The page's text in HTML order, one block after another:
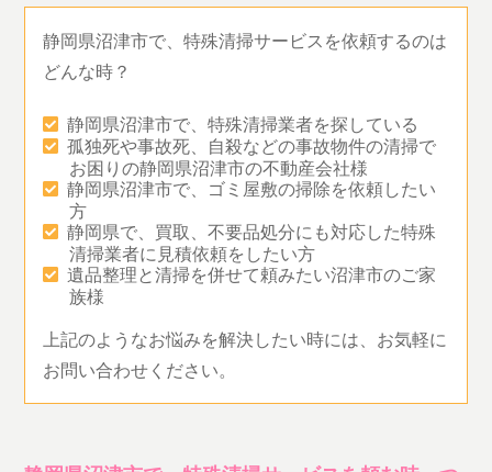
静岡県沼津市で、特殊清掃サービスを依頼するのは
どんな時？
静岡県沼津市で、特殊清掃業者を探している
孤独死や事故死、自殺などの事故物件の清掃で
お困りの静岡県沼津市の不動産会社様
静岡県沼津市で、ゴミ屋敷の掃除を依頼したい
方
静岡県で、買取、不要品処分にも対応した特殊
清掃業者に見積依頼をしたい方
遺品整理と清掃を併せて頼みたい沼津市のご家
族様
上記のようなお悩みを解決したい時には、お気軽に
お問い合わせください。